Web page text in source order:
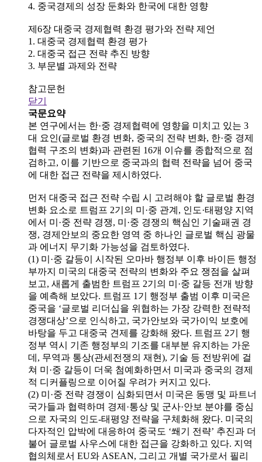
4. 중국경제의 성장 둔화와 한국에 대한 영향
제6장 대중국 경제협력 환경 평가와 전략 제언
1. 대중국 경제협력 환경 평가
2. 대중국 접근 전략 추진 방향
3. 부문별 과제와 전략
참고문헌
닫기
국문요약
본 연구에서는 한·중 경제협력에 영향을 미치고 있는 3
대 요인(글로벌 환경 변화, 중국의 전략 변화, 한·중 경제
협력 구조의 변화)과 관련된 16개 이슈를 종합적으로 점
검하고, 이를 기반으로 중국과의 협력 전략을 넘어 중국
에 대한 접근 전략을 제시하였다.
먼저 대중국 접근 전략 수립 시 고려해야 할 글로벌 환경
변화 요소로 트럼프 2기의 미·중 관계, 인도·태평양 지역
에서 미·중 전략 경쟁, 미·중 경쟁의 핵심인 기술패권 경
쟁, 경제안보의 중요한 영역 중 하나인 글로벌 핵심 광물
과 에너지 무기화 가능성을 검토하였다.
(1) 미·중 갈등이 시작된 오마바 행정부 이후 바이든 행정
부까지 미국의 대중국 전략의 변화와 주요 쟁점을 살펴
보고, 새롭게 출범한 트럼프 2기의 미·중 갈등 전개 방향
을 예측해 보았다. 트럼프 1기 행정부 출범 이후 미국은
중국을 ‘글로벌 리더십을 위협하는 가장 강력한 전략적
경쟁대상’으로 인식하고, 국가안보와 국가이익 보호에
바탕을 두고 대중국 견제를 강화해 왔다. 트럼프 2기 행
정부 역시 기존 행정부의 기조를 대부분 유지하는 가운
데, 무역과 통상(관세전쟁의 재현), 기술 등 전방위에 걸
쳐 미·중 갈등이 더욱 첨예화하면서 미국과 중국의 경제
적 디커플링으로 이어질 우려가 커지고 있다.
(2) 미·중 전략 경쟁이 심화되면서 미국은 동맹 및 파트너
국가들과 협력하며 경제·통상 및 군사·안보 분야를 중심
으로 자국의 인도-태평양 전략을 구체화해 왔다. 미국의
다자적인 압박에 대응하여 중국도 ‘쐐기 전략’ 추진과 더
불어 글로벌 사우스에 대한 접근을 강화하고 있다. 지역
협의체로서 EU와 ASEAN, 그리고 개별 국가로서 필리